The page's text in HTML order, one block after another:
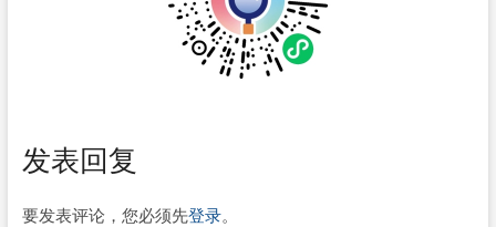
发表回复
要发表评论，您必须先登录。